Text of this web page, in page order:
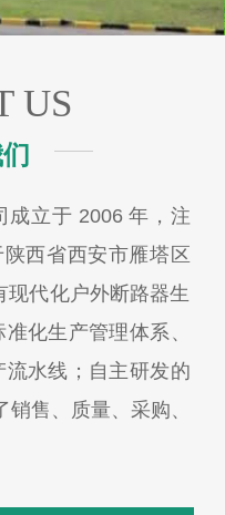
US
成立于 2006 年，注
西省西安市雁塔区
现代化户外断路器生
化生产管理体系、
水线；自主研发的
售、质量、采购、